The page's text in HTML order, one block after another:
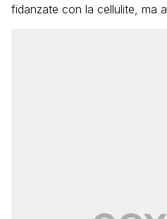
fidanzate con la cellulite, ma